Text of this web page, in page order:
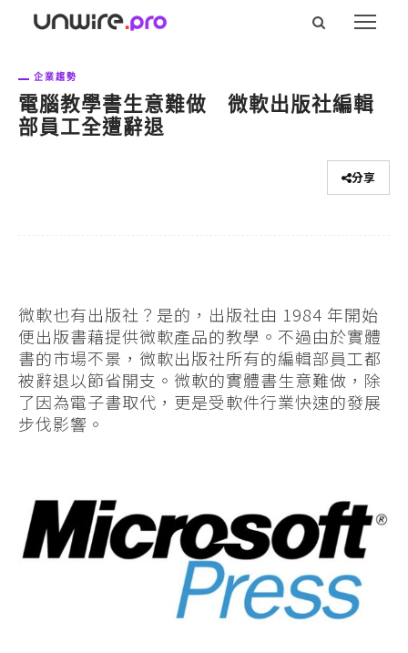
企業趨勢
電腦教學書生意難做 微軟出版社編輯
部員工全遭辭退
分享
微軟也有出版社？是的，出版社由 1984 年開始
便出版書藉提供微軟產品的教學。不過由於實體
書的市場不景，微軟出版社所有的編輯部員工都
被辭退以節省開支。微軟的實體書生意難做，除
了因為電子書取代，更是受軟件行業快速的發展
步伐影響。